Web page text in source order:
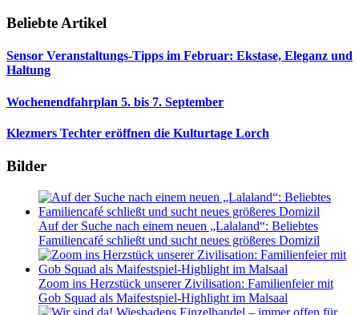
Beliebte Artikel
Sensor Veranstaltungs-Tipps im Februar: Ekstase, Eleganz und
Haltung
Wochenendfahrplan 5. bis 7. September
Klezmers Techter eröffnen die Kulturtage Lorch
Bilder
Auf der Suche nach einem neuen „Lalaland“: Beliebtes
Familiencafé schließt und sucht neues größeres Domizil
Zoom ins Herzstück unserer Zivilisation: Familienfeier mit
Gob Squad als Maifestspiel-Highlight im Malsaal